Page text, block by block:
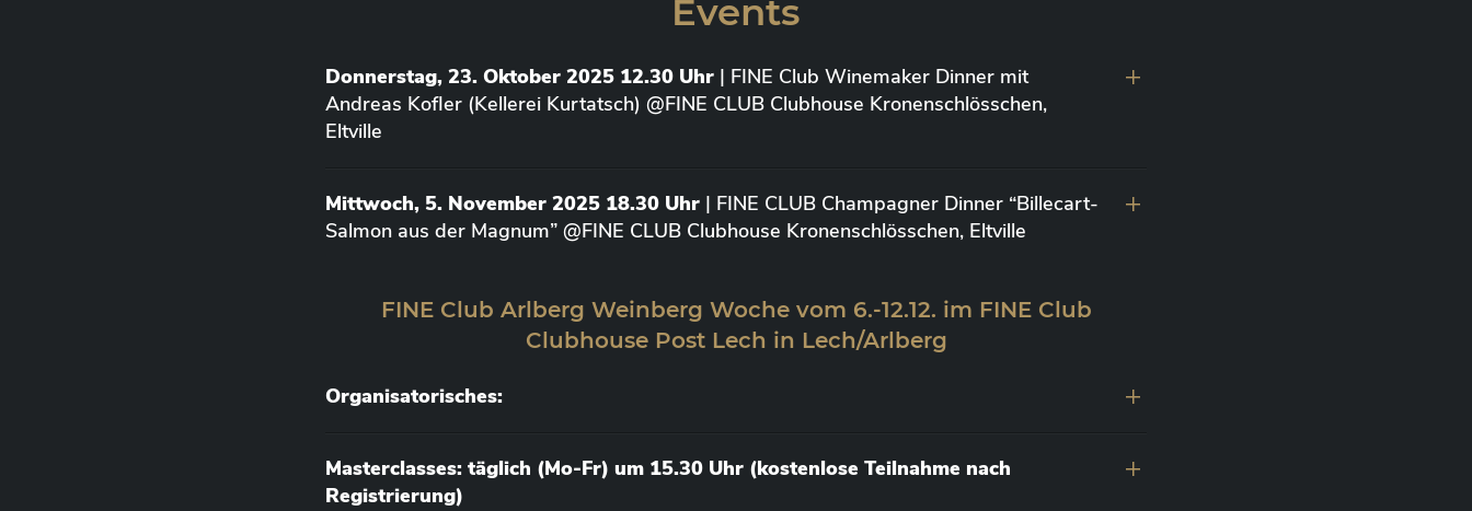
Events
Donnerstag, 23. Oktober 2025 12.30 Uhr | FINE Club Winemaker Dinner mit
Andreas Kofler (Kellerei Kurtatsch) @FINE CLUB Clubhouse Kronenschlösschen,
Eltville
Mittwoch, 5. November 2025 18.30 Uhr | FINE CLUB Champagner Dinner “Billecart-
Salmon aus der Magnum” @FINE CLUB Clubhouse Kronenschlösschen, Eltville
FINE Club Arlberg Weinberg Woche vom 6.-12.12. im FINE Club
Clubhouse Post Lech in Lech/Arlberg
Organisatorisches:
Masterclasses: täglich (Mo-Fr) um 15.30 Uhr (kostenlose Teilnahme nach
Registrierung)